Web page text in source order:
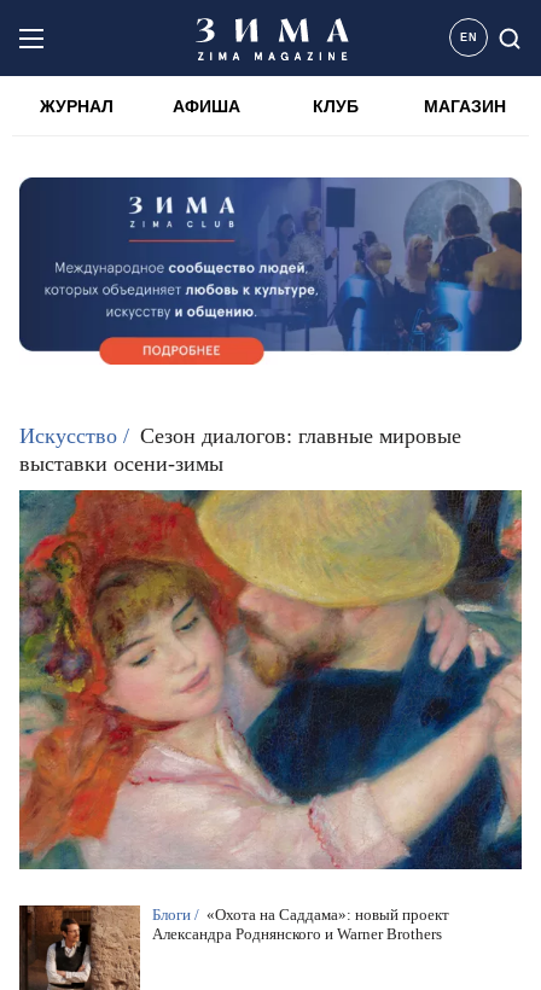
EN
ЖУРНАЛ АФИША КЛУБ МАГАЗИН
Искусство / Сезон диалогов: главные мировые
выставки осени-зимы
Блоги / «Охота на Саддама»: новый проект
Александра Роднянского и Warner Brothers